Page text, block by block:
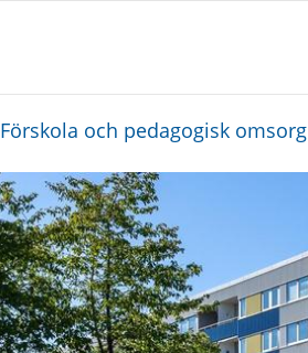
Förskola och pedagogisk omsorg